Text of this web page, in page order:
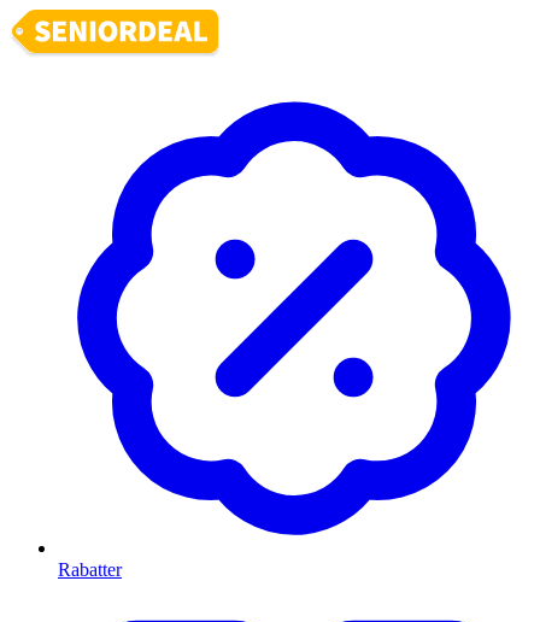
Rabatter